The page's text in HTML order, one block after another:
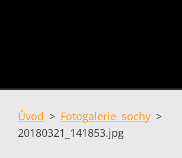
Úvod > Fotogalerie sochy >
20180321_141853.jpg